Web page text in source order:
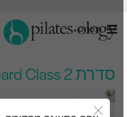
תַפרִיט
סדרת Jumpboard Class 2